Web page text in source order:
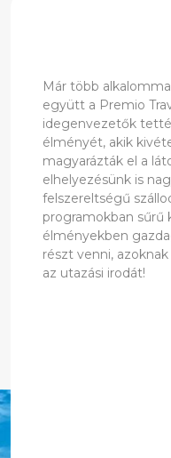
Már több
együtt a Premio
idegenvezetők
élményét, akik
magyarázták el a
elhelyezésünk is
felszereltségű
programokban sűrű
élményekben
részt venni,
az utazási irodát!